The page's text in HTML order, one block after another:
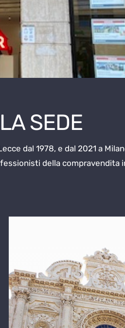
SEDE
dal 1978, e dal 2021 a
della compravendita